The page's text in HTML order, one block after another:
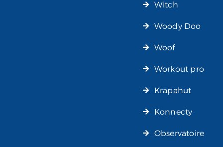
Witch
Woody Doo
Woof
Workout pro
Krapahut
Konnecty
Observatoire